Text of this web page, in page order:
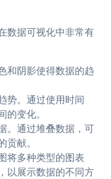
数据可视化中非常有
和阴影使得数据的趋
势。通过使用时间
变化。
。通过堆叠数据，可
献。
将多种类型的图表
以展示数据的不同方